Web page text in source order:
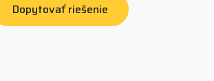
Dopytovať riešenie